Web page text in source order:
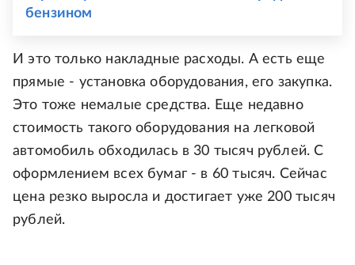
бензином
И это только накладные расходы. А есть еще
прямые - установка оборудования, его закупка.
Это тоже немалые средства. Еще недавно
стоимость такого оборудования на легковой
автомобиль обходилась в 30 тысяч рублей. С
оформлением всех бумаг - в 60 тысяч. Сейчас
цена резко выросла и достигает уже 200 тысяч
рублей.